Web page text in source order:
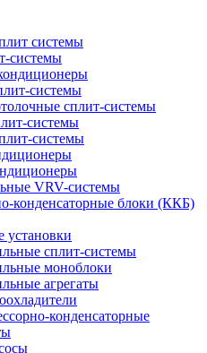
системы
системы
системы
сплит-системы
системы
системы
VRV-системы
конденсаторные блоки (ККБ)
установки
сплит-системы
моноблоки
агрегаты
конденсаторные